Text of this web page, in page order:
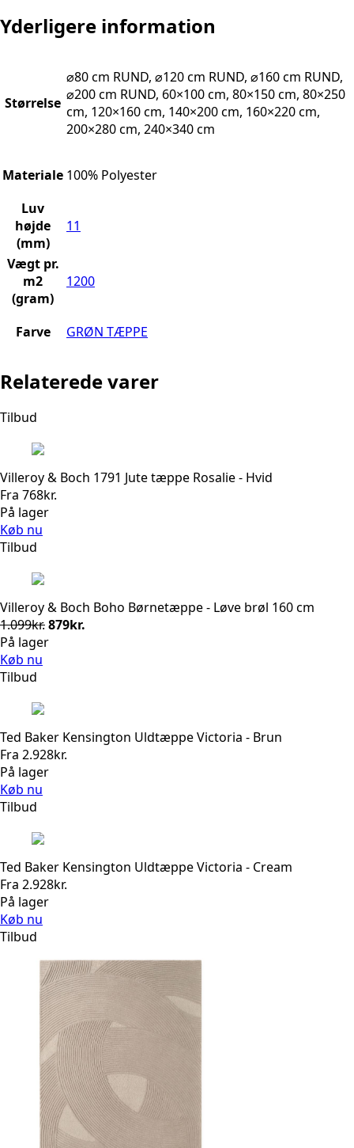
Yderligere information
Størrelse
⌀80 cm RUND, ⌀120 cm RUND, ⌀160 cm RUND,
⌀200 cm RUND, 60×100 cm, 80×150 cm, 80×250
cm, 120×160 cm, 140×200 cm, 160×220 cm,
200×280 cm, 240×340 cm
Materiale 100% Polyester
Luv
højde
(mm)
11
Vægt pr.
m2
(gram)
1200
Farve GRØN TÆPPE
Relaterede varer
Tilbud
Villeroy & Boch 1791 Jute tæppe Rosalie - Hvid
Fra 768kr.
På lager
Køb nu
Tilbud
Villeroy & Boch Boho Børnetæppe - Løve brøl 160 cm
1.099kr.Den
oprindelige
879kr.
På lager
Køb nu
Tilbud
Ted Baker Kensington Uldtæppe Victoria - Brun
Fra 2.928kr.
På lager
Køb nu
Tilbud
Ted Baker Kensington Uldtæppe Victoria - Cream
Fra 2.928kr.
På lager
Køb nu
Tilbud